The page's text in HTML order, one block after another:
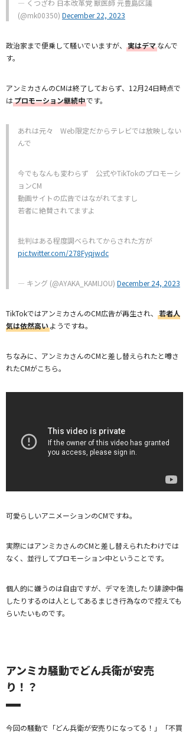
— くつざわ 日本改革党 獣医師 元豊島区議
(@mk00350) December 22, 2023
政治家まで便乗して騒いでいますが、 実はデマなんで
す。
アンミカさんのCMは終了しておらず、12月24日時点で
はプロモーション継続中です。
あれは元々 Web限定だからテレビでは放映しない
んで
今でもなんも変わらず 公式やTikTokのプロモーシ
ョンCM
動画サイトの広告ではながれてますし
若者に絶賛されてますよ
批判はある程度調べられてからされた方が
pic.twitter.com/278Fyqjwdc
— キング (@AYAKA_KAMIJOU) December 24, 2023
TikTokではアンミカさんのCM広告が再生され、
若者人
気は依然高いようですね。
ちなみに、アンミカさんのCMと差し替えられたと噂さ
れたCMがこちら。
可愛らしいアニメーションのCMですね。
実際にはアンミカさんのCMと差し替えられたわけでは
なく、並行してプロモーション中ということです。
個人的に嫌うのは自由ですが、デマを流したり誹謗中傷
したりするのは人としてあるまじき行為なので控えても
らいたいものです。
アンミカ騒動でどん兵衛が安売
り！？
今回の騒動で「どん兵衛が安売りになってる！」「不買